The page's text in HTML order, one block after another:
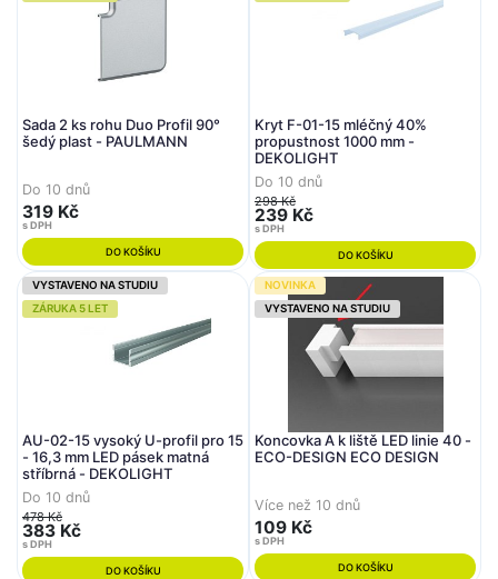
Sada 2 ks rohu Duo Profil 90°
šedý plast - PAULMANN
Do 10 dnů
319 Kč
s DPH
DO KOŠÍKU
Kryt F-01-15 mléčný 40%
propustnost 1000 mm -
DEKOLIGHT
Do 10 dnů
298 Kč
239 Kč
s DPH
DO KOŠÍKU
VYSTAVENO NA STUDIU
ZÁRUKA 5 LET
AU-02-15 vysoký U-profil pro 15
- 16,3 mm LED pásek matná
stříbrná - DEKOLIGHT
Do 10 dnů
478 Kč
383 Kč
s DPH
DO KOŠÍKU
NOVINKA
VYSTAVENO NA STUDIU
Koncovka A k liště LED linie 40 -
ECO-DESIGN ECO DESIGN
Více než 10 dnů
109 Kč
s DPH
DO KOŠÍKU